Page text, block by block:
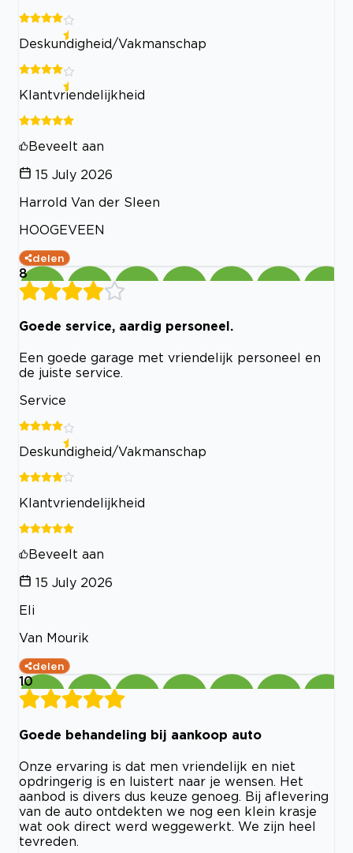
Deskundigheid/Vakmanschap
Klantvriendelijkheid
Beveelt aan
15 July 2026
Harrold Van der Sleen
HOOGEVEEN
delen
8
Goede service, aardig personeel.
Een goede garage met vriendelijk personeel en
de juiste service.
Service
Deskundigheid/Vakmanschap
Klantvriendelijkheid
Beveelt aan
15 July 2026
Eli
Van Mourik
delen
10
Goede behandeling bij aankoop auto
Onze ervaring is dat men vriendelijk en niet
opdringerig is en luistert naar je wensen. Het
aanbod is divers dus keuze genoeg. Bij aflevering
van de auto ontdekten we nog een klein krasje
wat ook direct werd weggewerkt. We zijn heel
tevreden.